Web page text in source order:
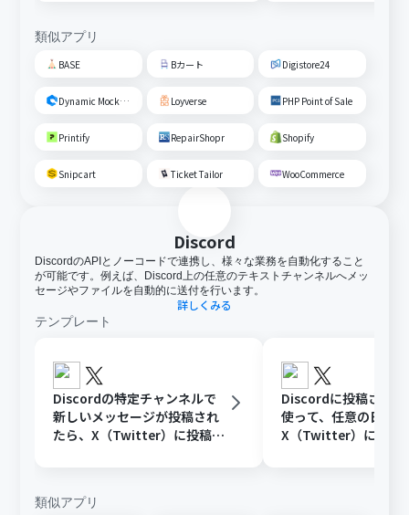
類似アプリ
BASE Bカート Digistore24
Dynamic Mockups Loyverse PHP Point of Sale
Printify RepairShopr Shopify
Snipcart Ticket Tailor WooCommerce
Discord
DiscordのAPIとノーコードで連携し、様々な業務を自動化すること
が可能です。例えば、Discord上の任意のテキストチャンネルへメッ
セージやファイルを自動的に送付を行います。
詳しくみる
テンプレート
Discordの特定チャンネルで
新しいメッセージが投稿され
たら、X（Twitter）に投稿す
Discordに投稿され
使って、任意の日時に
X（Twitter）に投稿
類似アプリ